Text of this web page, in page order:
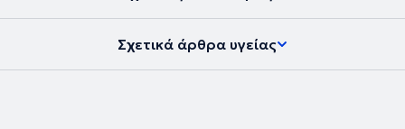
ιατρική εντείνεται όλο και περισσότερο η προσπάθεια για
Σχετικά άρθρα υγείας